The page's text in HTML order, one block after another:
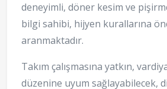
deneyimli, döner kesim ve
bilgi sahibi, hijyen kurallarına
aranmaktadır.
Takım çalışmasına yatkın,
düzenine uyum sağlayabilecek,